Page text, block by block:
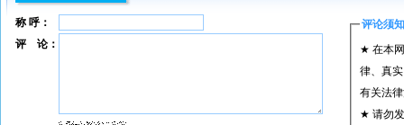
称 呼： 评论须知
★ 在本
律、真
有关法
★ 请勿
评 论：